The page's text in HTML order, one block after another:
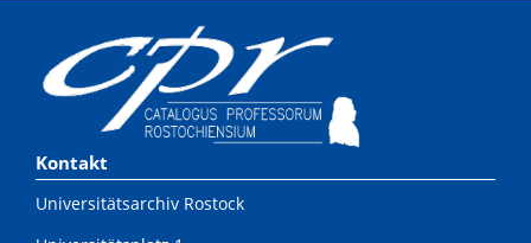
Kontakt
Universitätsarchiv Rostock